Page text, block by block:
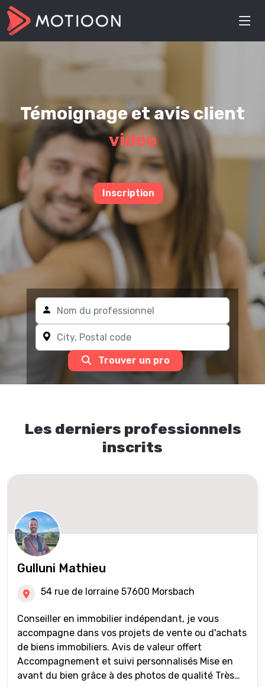
Témoignage et avis client
vidéo
Inscription
Trouver un pro
Les derniers professionnels
inscrits
Gulluni Mathieu
54 rue de lorraine 57600 Morsbach
Conseiller en immobilier indépendant, je vous
accompagne dans vos projets de vente ou d'achats
de biens immobiliers. Avis de valeur offert
Accompagnement et suivi personnalisés Mise en
avant du bien grâce à des photos de qualité Très